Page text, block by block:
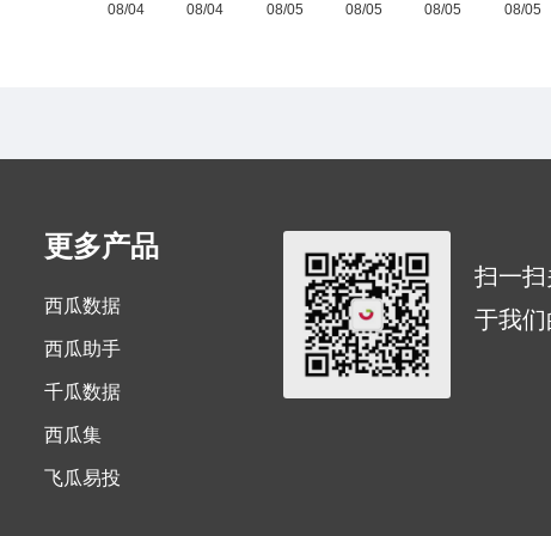
更多产品
西瓜数据
西瓜助手
千瓜数据
西瓜集
飞瓜易投
扫一
于我